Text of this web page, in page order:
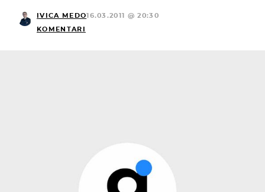
IVICA MEDO16.03.2011 @ 20:30
KOMENTARI